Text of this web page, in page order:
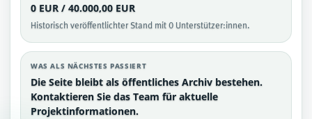
0 EUR / 40.000,00 EUR
Historisch veröffentlichter Stand mit 0 Unterstützer:innen.
WAS ALS NÄCHSTES PASSIERT
Die Seite bleibt als öffentliches Archiv bestehen.
Kontaktieren Sie das Team für aktuelle
Projektinformationen.